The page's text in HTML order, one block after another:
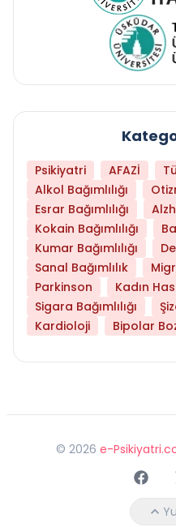
Psikiyatri AFAZİ
Alkol Bağımlılığı
Esrar Bağımlılığı
Kokain Bağımlılığı
Kumar Bağımlılığı
Sanal Bağımlılık
Parkinson
Kadın
Sigara Bağımlılığı
Kardioloji
Bipolar
© 2026 e-